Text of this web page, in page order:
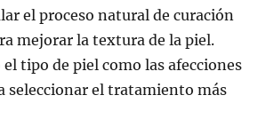
el proceso natural de curación
mejorar la textura de la piel.
tipo de piel como las afecciones
seleccionar el tratamiento más